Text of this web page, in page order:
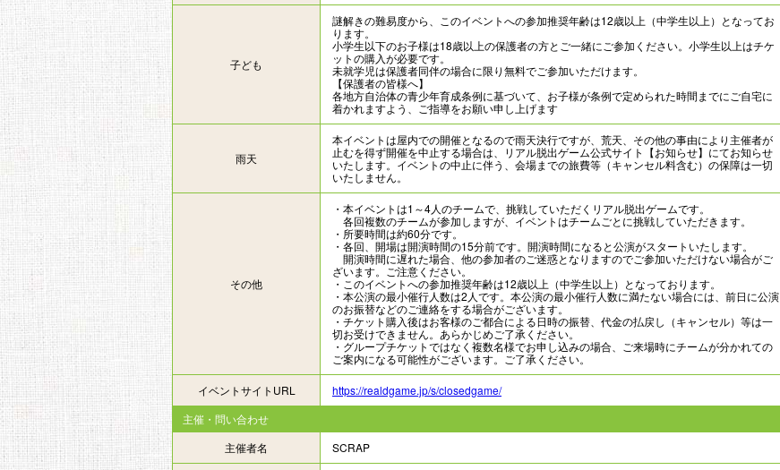
子ども
謎解きの難易度から、このイベントへの参加推奨年齢は12歳以上（中学生以上）となってお
ります。
小学生以下のお子様は18歳以上の保護者の方とご一緒にご参加ください。小学生以上はチケ
ットの購入が必要です。
未就学児は保護者同伴の場合に限り無料でご参加いただけます。
【保護者の皆様へ】
各地方自治体の青少年育成条例に基づいて、お子様が条例で定められた時間までにご自宅に
着かれますよう、ご指導をお願い申し上げます
雨天
本イベントは屋内での開催となるので雨天決行ですが、荒天、その他の事由により主催者が
止むを得ず開催を中止する場合は、リアル脱出ゲーム公式サイト【お知らせ】にてお知らせ
いたします。イベントの中止に伴う、会場までの旅費等（キャンセル料含む）の保障は一切
いたしません。
その他
・本イベントは1～4人のチームで、挑戦していただくリアル脱出ゲームです。
各回複数のチームが参加しますが、イベントはチームごとに挑戦していただきます。
・所要時間は約60分です。
・各回、開場は開演時間の15分前です。開演時間になると公演がスタートいたします。
開演時間に遅れた場合、他の参加者のご迷惑となりますのでご参加いただけない場合がご
ざいます。ご注意ください。
・このイベントへの参加推奨年齢は12歳以上（中学生以上）となっております。
・本公演の最小催行人数は2人です。本公演の最小催行人数に満たない場合には、前日に公演
のお振替などのご連絡をする場合がございます。
・チケット購入後はお客様のご都合による日時の振替、代金の払戻し（キャンセル）等は一
切お受けできません。あらかじめご了承ください。
・グループチケットではなく複数名様でお申し込みの場合、ご来場時にチームが分かれての
ご案内になる可能性がございます。ご了承ください。
イベントサイトURL
https://realdgame.jp/s/closedgame/
主催・問い合わせ
主催者名
SCRAP